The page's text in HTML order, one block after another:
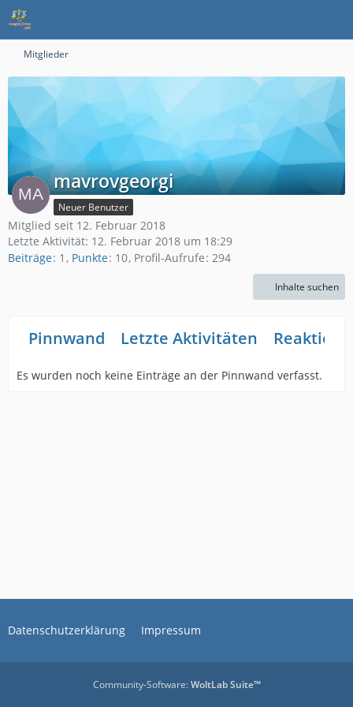
Mitglieder
mavrovgeorgi
Neuer Benutzer
Mitglied seit 12. Februar 2018
Letzte Aktivität: 12. Februar 2018 um 18:29
Beiträge 1 Punkte 10 Profil-Aufrufe 294
Inhalte suchen
Pinnwand Letzte Aktivitäten
Es wurden noch keine Einträge an der Pinnwand verfasst.
Datenschutzerklärung Impressum
Community-Software:WoltLab Suite™